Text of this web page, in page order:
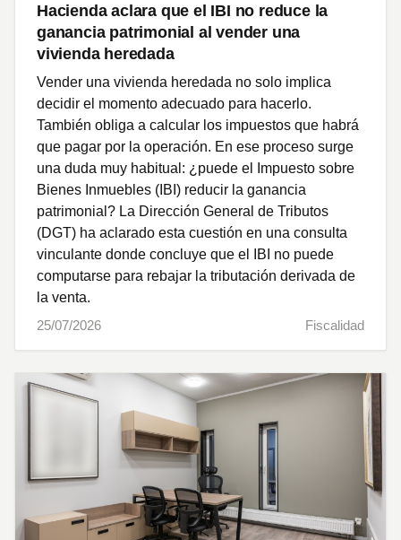
Hacienda aclara que el IBI no reduce la
ganancia patrimonial al vender una
vivienda heredada
Vender una vivienda heredada no solo implica
decidir el momento adecuado para hacerlo.
También obliga a calcular los impuestos que habrá
que pagar por la operación. En ese proceso surge
una duda muy habitual: ¿puede el Impuesto sobre
Bienes Inmuebles (IBI) reducir la ganancia
patrimonial? La Dirección General de Tributos
(DGT) ha aclarado esta cuestión en una consulta
vinculante donde concluye que el IBI no puede
computarse para rebajar la tributación derivada de
la venta.
25/07/2026
Fiscalidad